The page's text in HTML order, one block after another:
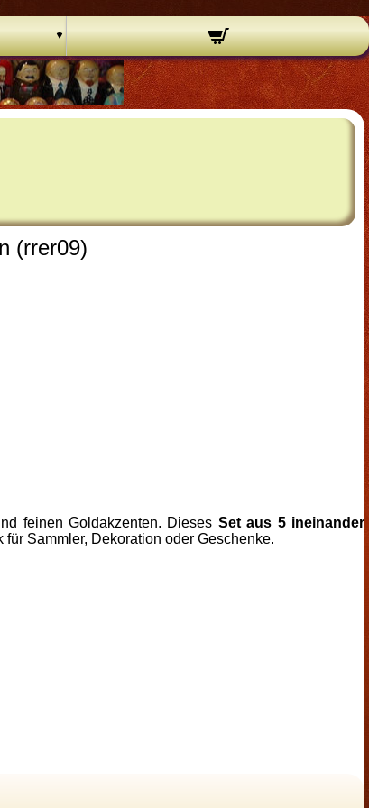
(rrer09)
feinen Goldakzenten. Dieses Set aus 5 ineinander
Sammler, Dekoration oder Geschenke.